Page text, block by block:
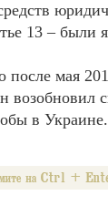
13 – были
после мая
возобновил
в Украине.